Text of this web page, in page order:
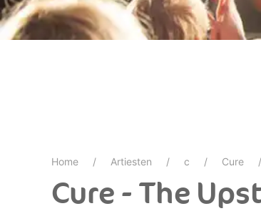
Home Artiesten c Cure
Cure - The